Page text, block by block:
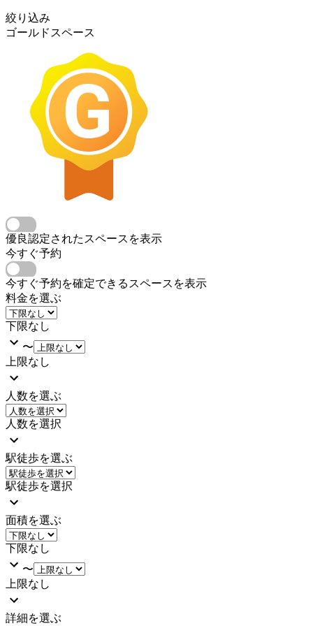
絞り込み
ゴールドスペース
優良認定されたスペースを表示
今すぐ予約
今すぐ予約を確定できるスペースを表示
料金を選ぶ
下限なし
〜
上限なし
人数を選ぶ
人数を選択
駅徒歩を選ぶ
駅徒歩を選択
面積を選ぶ
下限なし
〜
上限なし
詳細を選ぶ